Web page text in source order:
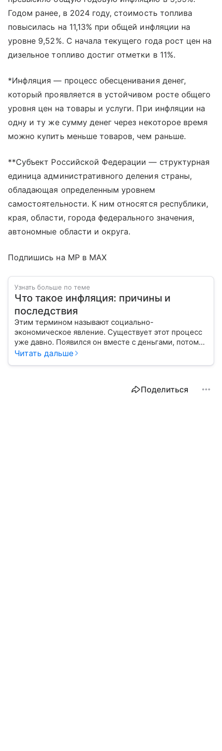
Годом ранее, в 2024 году, стоимость топлива
повысилась на 11,13% при общей инфляции на
уровне 9,52%. С начала текущего года рост цен на
дизельное топливо достиг отметки в 11%.
*Инфляция — процесс обесценивания денег,
который проявляется в устойчивом росте общего
уровня цен на товары и услуги. При инфляции на
одну и ту же сумму денег через некоторое время
можно купить меньше товаров, чем раньше.
**Субъект Российской Федерации — структурная
единица административного деления страны,
обладающая определенным уровнем
самостоятельности. К ним относятся республики,
края, области, города федерального значения,
автономные области и округа.
Подпишись на MP в MAX
Узнать больше по теме
Что такое инфляция: причины и
последствия
Этим термином называют социально-
экономическое явление. Существует этот процесс
уже давно. Появился он вместе с деньгами, потому
что эти составляющие неразрывно связаны друг с
Читать дальше
Поделиться